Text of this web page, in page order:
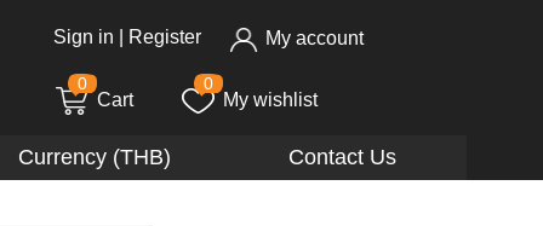
Sign in Register My account
0
Cart
0
My wishlist
Currency (THB) Contact Us